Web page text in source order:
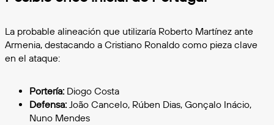
La probable alineación que utilizaría Roberto Martínez ante
Armenia, destacando a Cristiano Ronaldo como pieza clave
en el ataque:
Portería: Diogo Costa
Defensa: João Cancelo, Rúben Dias, Gonçalo Inácio,
Nuno Mendes